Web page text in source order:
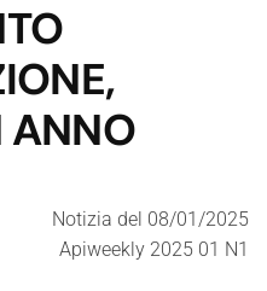
ANNO
Notizia del 08/01/2025
Apiweekly 2025 01 N1